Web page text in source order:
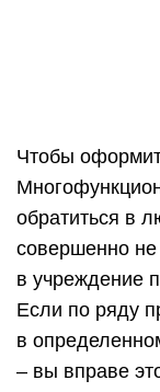
Чтобы
обратиться в
совершенно не
в учреждение
Если по ряду
в
– вы вправе